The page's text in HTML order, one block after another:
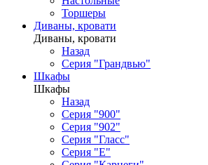
Торшеры
Диваны, кровати
Диваны, кровати
Назад
Серия "Грандвью"
Шкафы
Шкафы
Назад
Серия "900"
Серия "902"
Серия "Гласс"
Серия "Е"